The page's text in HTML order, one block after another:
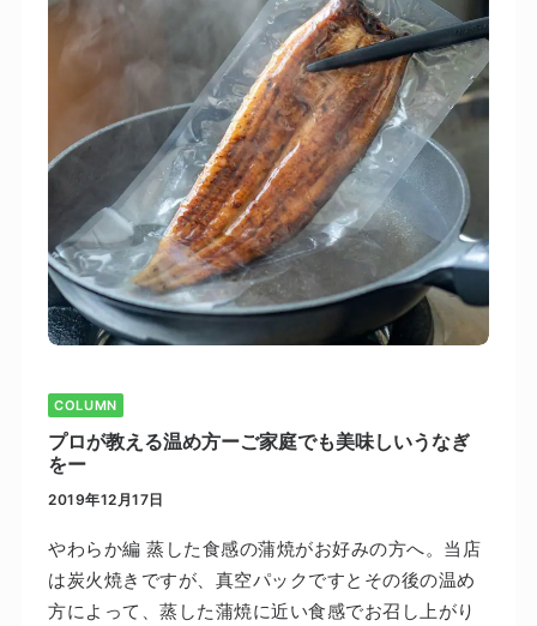
COLUMN
プロが教える温め方ーご家庭でも美味しいうなぎ
をー
2019年12月17日
やわらか編 蒸した食感の蒲焼がお好みの方へ。当店
は炭火焼きですが、真空パックですとその後の温め
方によって、蒸した蒲焼に近い食感でお召し上がり